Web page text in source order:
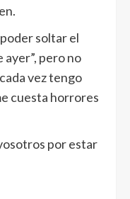
soltar el
pero no
vez tengo
cuesta horrores
por estar